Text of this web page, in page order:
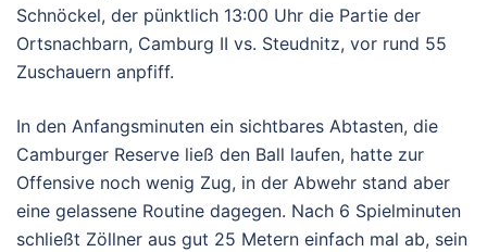
Schnöckel, der pünktlich 13:00 Uhr die Partie der
Ortsnachbarn, Camburg II vs. Steudnitz, vor rund 55
Zuschauern anpfiff.
In den Anfangsminuten ein sichtbares Abtasten, die
Camburger Reserve ließ den Ball laufen, hatte zur
Offensive noch wenig Zug, in der Abwehr stand aber
eine gelassene Routine dagegen. Nach 6 Spielminuten
schließt Zöllner aus gut 25 Metern einfach mal ab, sein